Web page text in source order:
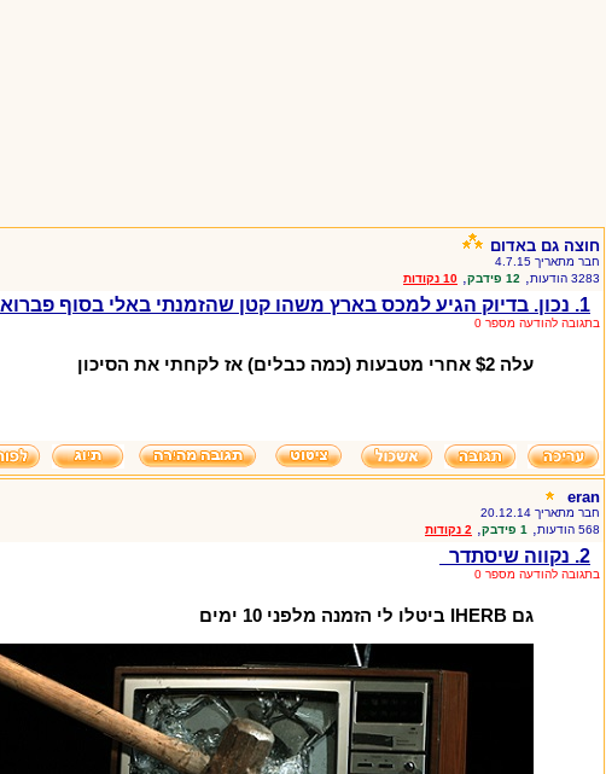
חוצה גם באדום
חבר מתאריך 4.7.15
3283 הודעות
, 12 פידבק , 10 נקודות
1. נכון. בדיוק הגיע למכס בארץ משהו קטן שהזמנתי באלי בסוף פברואר
בתגובה להודעה מספר 0
עלה $2 אחרי מטבעות (כמה כבלים) אז לקחתי את הסיכון
eran
חבר מתאריך 20.12.14
568 הודעות
, 1 פידבק , 2 נקודות
2. נקווה שיסתדר
בתגובה להודעה מספר 0
גם IHERB ביטלו לי הזמנה מלפני 10 ימים